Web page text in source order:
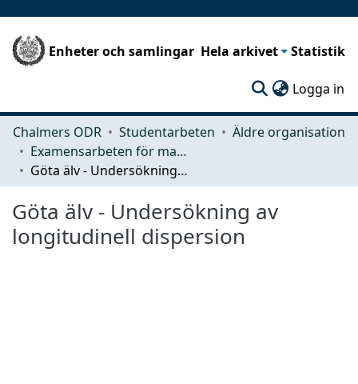
Enheter och samlingar Hela arkivet Statistik
Logga in
Chalmers ODR Studentarbeten
Äldre organisation
Examensarbeten för masterexamen
Göta älv - Undersökning av longitudinell dispersion
Göta älv - Undersökning av
longitudinell dispersion